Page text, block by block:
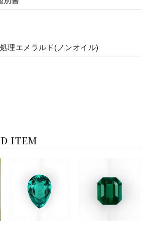
理エメラルド(ノンオイル)
ITEM